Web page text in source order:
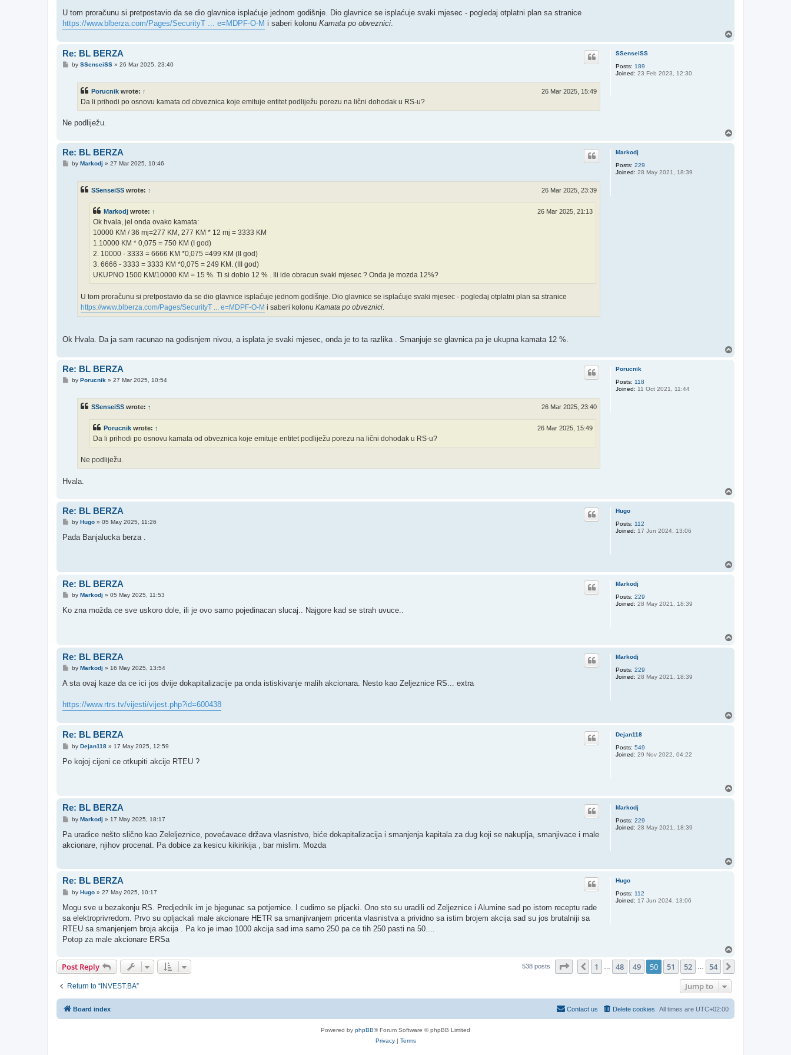
U tom proračunu si pretpostavio da se dio glavnice isplaćuje jednom godišnje. Dio glavnice se isplaćuje svaki mjesec - pogledaj otplatni plan sa stranice
https://www.blberza.com/Pages/SecurityT ... e=MDPF-O-M i saberi kolonu Kamata po obveznici
SSenseiSS
Posts: 189
Joined: 23 Feb 2023, 12:30
Re: BL BERZA
Pby SSenseiSS» 26 Mar 2025, 23:40
Porucnik wrote: ↑ 26 Mar 2025, 15:49
Da li prihodi po osnovu kamata od obveznica koje emituje entitet podliježu porezu na lični dohodak u RS-u?
Ne podliježu.
Markodj
Posts: 229
Joined: 28 May 2021, 18:39
Re: BL BERZA
Pby Markodj » 27 Mar 2025, 10:46
SSenseiSS wrote: ↑ 26 Mar 2025, 23:39
Markodj wrote: ↑ 26 Mar 2025, 21:13
Ok hvala, jel onda ovako kamata:
10000 KM / 36 mj=277 KM, 277 KM * 12 mj = 3333 KM
1.10000 KM * 0,075 = 750 KM (I god)
2. 10000 - 3333 = 6666 KM *0,075 =499 KM (II god)
3. 6666 - 3333 = 3333 KM *0,075 = 249 KM. (III god)
UKUPNO 1500 KM/10000 KM = 15 %. Ti si dobio 12 % . Ili ide obracun svaki mjesec ? Onda je mozda 12%?
U tom proračunu si pretpostavio da se dio glavnice isplaćuje jednom godišnje. Dio glavnice se isplaćuje svaki mjesec - pogledaj otplatni plan sa stranice
https://www.blberza.com/Pages/SecurityT ... e=MDPF-O-M i saberi kolonu Kamata po obveznici
Ok Hvala. Da ja sam racunao na godisnjem nivou, a isplata je svaki mjesec, onda je to ta razlika . Smanjuje se glavnica pa je ukupna kamata 12 %.
Porucnik
Posts: 118
Joined: 11 Oct 2021, 11:44
Re: BL BERZA
Pby Porucnik» 27 Mar 2025, 10:54
SSenseiSS wrote: ↑ 26 Mar 2025, 23:40
Porucnik wrote: ↑ 26 Mar 2025, 15:49
Da li prihodi po osnovu kamata od obveznica koje emituje entitet podliježu porezu na lični dohodak u RS-u?
Ne podliježu.
Hvala.
Hugo
Posts: 112
Joined: 17 Jun 2024, 13:06
Re: BL BERZA
P
s
by Hugo» 05 May 2025, 11:26
Pada Banjalucka berza .
Markodj
Posts: 229
Joined: 28 May 2021, 18:39
Re: BL BERZA
P
s
by Markodj » 05 May 2025, 11:53
Ko zna možda ce sve uskoro dole, ili je ovo samo pojedinacan slucaj.. Najgore kad se strah uvuce..
Markodj
Posts: 229
Joined: 28 May 2021, 18:39
Re: BL BERZA
P
s
by Markodj » 16 May 2025, 13:54
A sta ovaj kaze da ce ici jos dvije dokapitalizacije pa onda istiskivanje malih akcionara. Nesto kao Zeljeznice RS... extra
https://www.rtrs.tv/vijesti/vijest.php?id=600438
Dejan118
Posts: 549
Joined: 29 Nov 2022, 04:22
Re: BL BERZA
P
s
by Dejan118» 17 May 2025, 12:59
Po kojoj cijeni ce otkupiti akcije RTEU ?
Markodj
Posts: 229
Joined: 28 May 2021, 18:39
Re: BL BERZA
P
s
by Markodj » 17 May 2025, 18:17
Pa uradice nešto slično kao Zeleljeznice, povećavace država vlasnistvo, biće dokapitalizacija i smanjenja kapitala za dug koji se nakuplja, smanjivace i male
akcionare, njihov procenat. Pa dobice za kesicu kikirikija , bar mislim. Mozda
Hugo
Posts: 112
Joined: 17 Jun 2024, 13:06
Re: BL BERZA
P
s
by Hugo» 27 May 2025, 10:17
Mogu sve u bezakonju RS. Predjednik im je bjegunac sa potjernice. I cudimo se pljacki. Ono sto su uradili od Zeljeznice i Alumine sad po istom receptu rade
sa elektroprivredom. Prvo su opljackali male akcionare HETR sa smanjivanjem pricenta vlasnistva a prividno sa istim brojem akcija sad su jos brutalniji sa
RTEU sa smanjenjem broja akcija . Pa ko je imao 1000 akcija sad ima samo 250 pa ce tih 250 pasti na 50....
Potop za male akcionare ERSa
Post Reply 538 posts Page 50 of54
Previous
1 48 49 50 51 52 54
Return to “INVEST.BA” Jump to
Board index All times are UTC+02:00
Delete cookies
Contact us
Powered by phpBB® Forum Software © phpBB Limited
Privacy| Terms